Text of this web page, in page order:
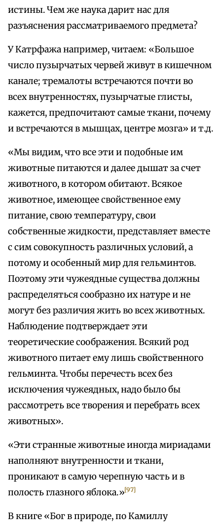
истины. Чем же наука дарит нас для
разъяснения рассматриваемого предмета?
У Катрфажа например, читаем: «Большое
число пузырчатых червей живут в кишечном
канале; тремалоты встречаются почти во
всех внутренностях, пузырчатые глисты,
кажется, предпочитают самые ткани, почему
и встречаются в мышцах, центре мозга» и т.д.
«Мы видим, что все эти и подобные им
животные питаются и далее дышат за счет
животного, в котором обитают. Всякое
животное, имеющее свойственное ему
питание, свою температуру, свои
собственные жидкости, представляет вместе
с сим совокупность различных условий, а
потому и особенный мир для гельминтов.
Поэтому эти чужеядные существа должны
распределяться сообразно их натуре и не
могут без различия жить во всех животных.
Наблюдение подтверждает эти
теоретические соображения. Всякий род
животного питает ему лишь свойственного
гельминта. Чтобы перечесть всех без
исключения чужеядных, надо было бы
рассмотреть все творения и перебрать всех
животных».
«Эти странные животные иногда мириадами
наполняют внутренности и ткани,
проникают в самую черепную часть и в
полость глазного яблока.»[97]
В книге «Бог в природе, по Камиллу